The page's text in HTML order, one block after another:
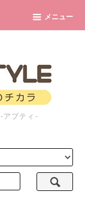
メニュー
アプティ-